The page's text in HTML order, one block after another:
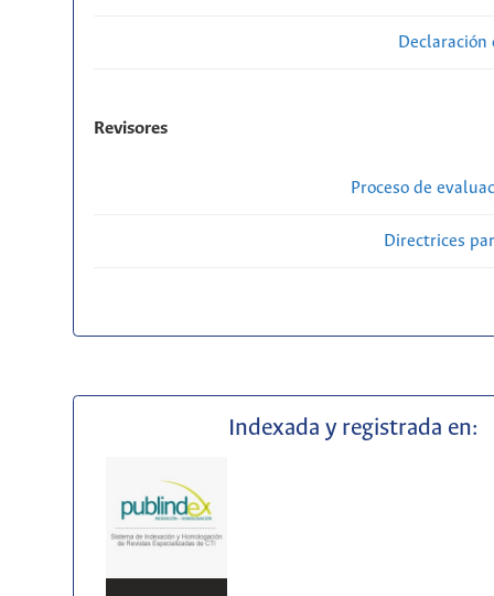
Revisores
Proceso de
Directrices
Indexada y registrada en: